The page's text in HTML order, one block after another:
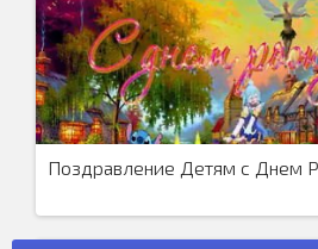
Поздравление Детям с Днем